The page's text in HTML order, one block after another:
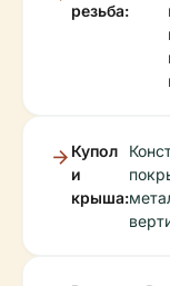
резьба:
Купол
и
крыша: